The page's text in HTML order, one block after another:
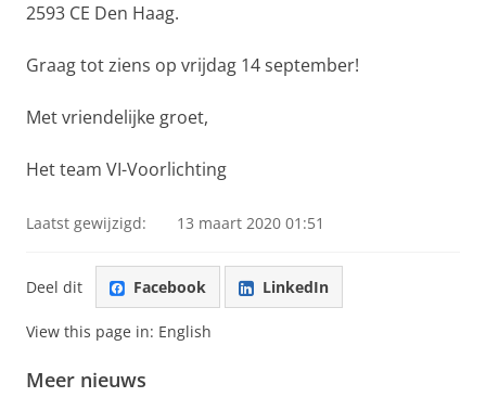
2593 CE Den Haag.
Graag tot ziens op vrijdag 14 september!
Met vriendelijke groet,
Het team VI-Voorlichting
Laatst gewijzigd: 13 maart 2020 01:51
Deel dit Facebook LinkedIn
View this page in: English
Meer nieuws